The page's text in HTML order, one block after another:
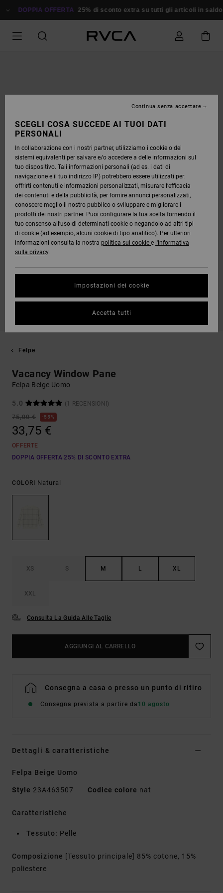
ALLEDOPPIA OFFERTA 25% di sconto extra su tutti gli articoli in saldo
Felpe
Vacancy Window Pane
Felpa Beige Uomo
5.0
(1 RECENSIONI)
75,00 €
55%
33,75 €
OFFERTE
DOPPIA OFFERTA 25% DI SCONTO EXTRA
COLORI Natural
XS S M L XL
XXL
Consulta La Guida Alle Taglie
AGGIUNGI AL CARRELLO
Consegna a casa o presso un punto di ritiro
Consegna prevista a partire da 10 agosto
Dettagli & caratteristiche
Felpa Beige Uomo
Style 23A463507 Codice colore nat
Caratteristiche
Tessuto: Pelle
Composizione [Tessuto principale] 85% cotone, 15%
poliestere
SCEGLI COSA SUCCEDE AI TUOI DATI
PERSONALI
In collaborazione con i nostri partner, utilizziamo i cookie o dei
sistemi equivalenti per salvare e/o accedere a delle informazioni sul
tuo dispositivo. Tali informazioni personali (ad es. i dati di
navigazione e il tuo indirizzo IP) potrebbero essere utilizzati per:
offrirti contenuti e informazioni personalizzati, misurare l’efficacia
dei contenuti e della pubblicità, per fornire annunci personalizzati,
conoscere meglio il nostro pubblico o sviluppare e migliorare i
prodotti dei nostri partner. Puoi configurare la tua scelta fornendo il
tuo consenso all’uso di determinati cookie o negandolo ad altri tipi
di cookie (ad esempio, alcuni cookie di tipo analitico). Per ulteriori
informazioni consulta la nostra politica sui cookie e l'informativa
sulla privacy.
Impostazioni dei cookie
Continua senza accettare
Accetta tutti